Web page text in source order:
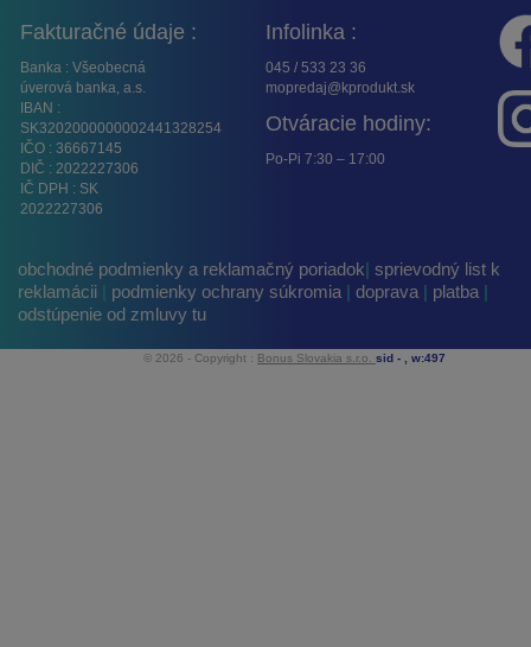
Fakturačné údaje :
Banka : Všeobecná
úverová banka, a.s.
IBAN :
SK3202000000002441328254
IČO : 36667145
DIČ : 2022227306
IČ DPH : SK
2022227306
Infolinka :
045 / 533 23 36
mopredaj@kprodukt.sk
Otváracie hodiny:
Po-Pi 7:30 – 17:00
obchodné podmienky a reklamačný poriadok| sprievodný list k
reklamácii
podmienky ochrany súkromia | doprava | platba |
odstúpenie od zmluvy tu
© 2026 - Copyright : Bonus Slovakia s.r.o. sid - , w:497